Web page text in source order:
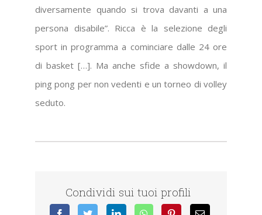
diversamente quando si trova davanti a una
persona disabile”. Ricca è la selezione degli
sport in programma a cominciare dalle 24 ore
di basket […]. Ma anche sfide a showdown, il
ping pong per non vedenti e un torneo di volley
seduto.
Condividi sui tuoi profili